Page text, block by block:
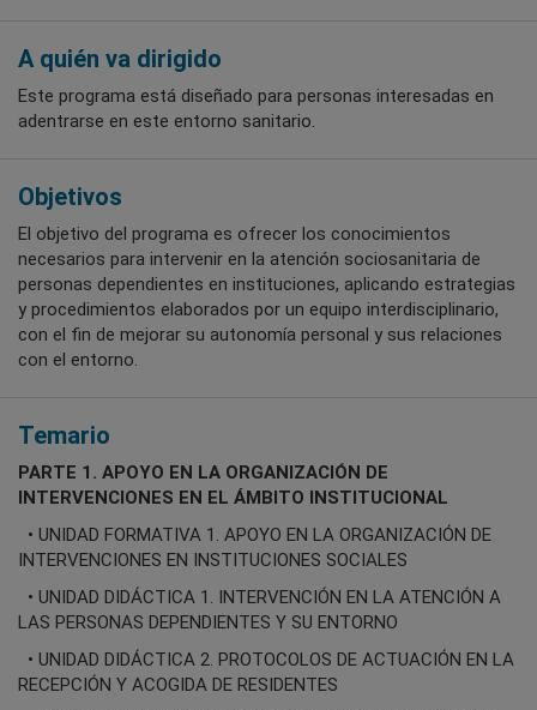
A quién va dirigido
Este programa está diseñado para personas interesadas en
adentrarse en este entorno sanitario.
Objetivos
El objetivo del programa es ofrecer los conocimientos
necesarios para intervenir en la atención sociosanitaria de
personas dependientes en instituciones, aplicando estrategias
y procedimientos elaborados por un equipo interdisciplinario,
con el fin de mejorar su autonomía personal y sus relaciones
con el entorno.
Temario
PARTE 1. APOYO EN LA ORGANIZACIÓN DE
INTERVENCIONES EN EL ÁMBITO INSTITUCIONAL
• UNIDAD FORMATIVA 1. APOYO EN LA ORGANIZACIÓN DE
INTERVENCIONES EN INSTITUCIONES SOCIALES
• UNIDAD DIDÁCTICA 1. INTERVENCIÓN EN LA ATENCIÓN A
LAS PERSONAS DEPENDIENTES Y SU ENTORNO
• UNIDAD DIDÁCTICA 2. PROTOCOLOS DE ACTUACIÓN EN LA
RECEPCIÓN Y ACOGIDA DE RESIDENTES